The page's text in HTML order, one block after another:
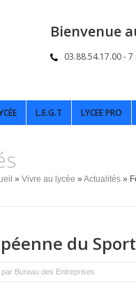
Bienvenue
03.88.54.17.00 -
L.E.G.T LYCEE PRO
» Vivre au lycée » Actualités »
du Sport
par Bureau des Entreprises